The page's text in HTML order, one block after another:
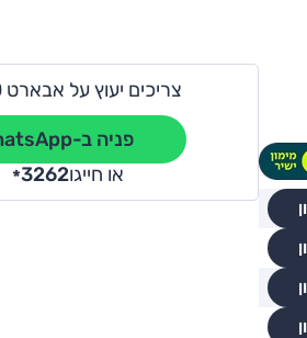
צריכים יעוץ על אבארט 500?
פניה ב-WhatsApp
או חייגו
*3262